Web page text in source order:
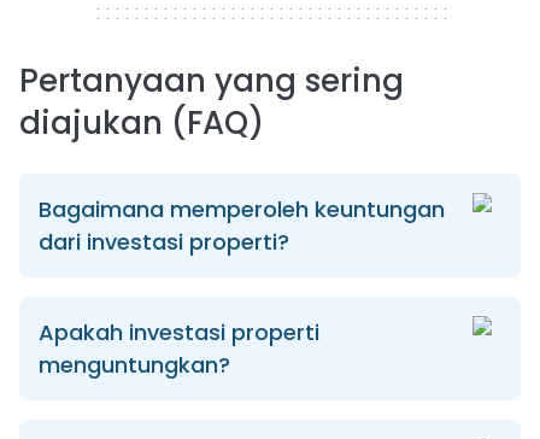
Pertanyaan yang sering
diajukan (FAQ)
Bagaimana memperoleh keuntungan
dari investasi properti?
Apakah investasi properti
menguntungkan?